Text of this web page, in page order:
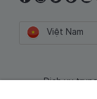
Việt Nam
Dịch vụ